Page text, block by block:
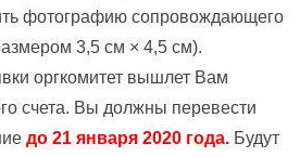
фотографию сопровождающего
3,5 см × 4,5 см).
оргкомитет вышлет Вам
счета. Вы должны перевести
до 21 января 2020 года. Будут